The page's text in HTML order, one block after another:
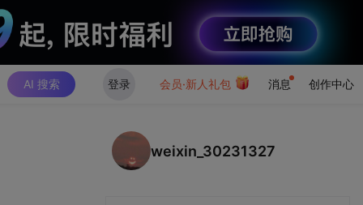
AI 搜索 登录 会员·新人礼包 消息 创作中心
weixin_30231327